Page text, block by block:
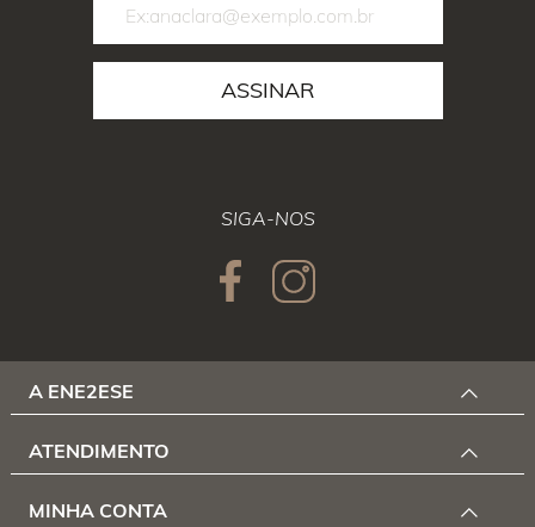
ASSINAR
SIGA-NOS
A ENE2ESE
ATENDIMENTO
MINHA CONTA